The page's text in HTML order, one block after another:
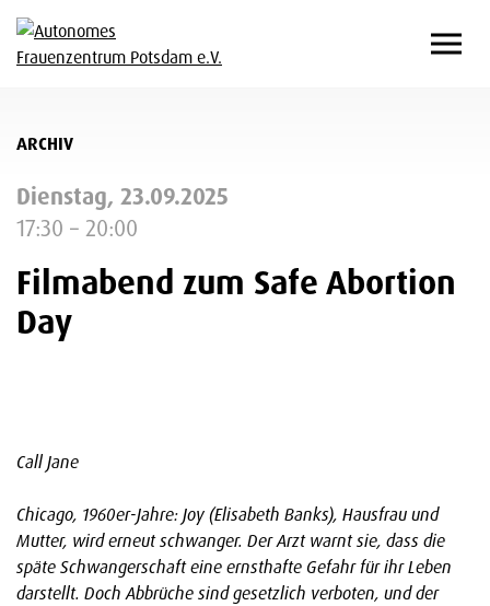
ARCHIV
Dienstag, 23.09.2025
17:30 – 20:00
Filmabend zum Safe Abortion
Day
Call Jane
Chicago, 1960er-Jahre: Joy (Elisabeth Banks), Hausfrau und
Mutter, wird erneut schwanger. Der Arzt warnt sie, dass die
späte Schwangerschaft eine ernsthafte Gefahr für ihr Leben
darstellt. Doch Abbrüche sind gesetzlich verboten, und der